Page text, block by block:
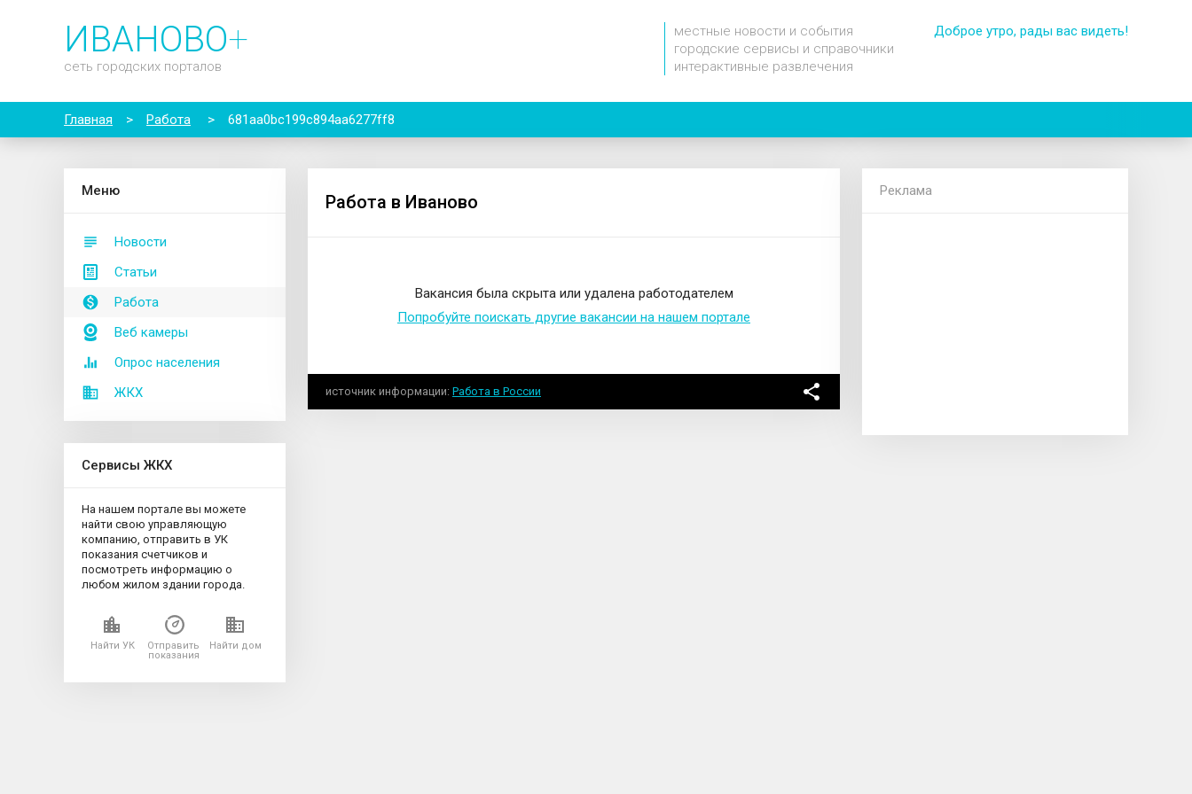
ИВАНОВО+
сеть городских порталов
местные новости и события
городские сервисы и справочники
интерактивные развлечения
Доброе утро, рады вас видеть!
Главная > Работа > 681aa0bc199c894aa6277ff8
Меню
Новости
Статьи
Работа
Веб камеры
Опрос населения
ЖКХ
Сервисы ЖКХ
На нашем портале вы можете
найти свою управляющую
компанию, отправить в УК
показания счетчиков и
посмотреть информацию о
любом жилом здании города.
Найти УК
Отправить
показания
Найти дом
Работа в Иваново
Вакансия была скрыта или удалена работодателем
Попробуйте поискать другие вакансии на нашем портале
источник информации Работа в России
Реклама